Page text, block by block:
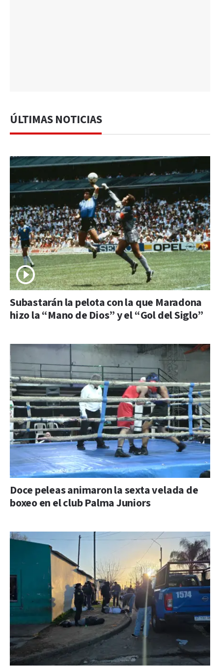
ÚLTIMAS NOTICIAS
Subastarán la pelota con la que Maradona
hizo la “Mano de Dios” y el “Gol del Siglo”
Doce peleas animaron la sexta velada de
boxeo en el club Palma Juniors